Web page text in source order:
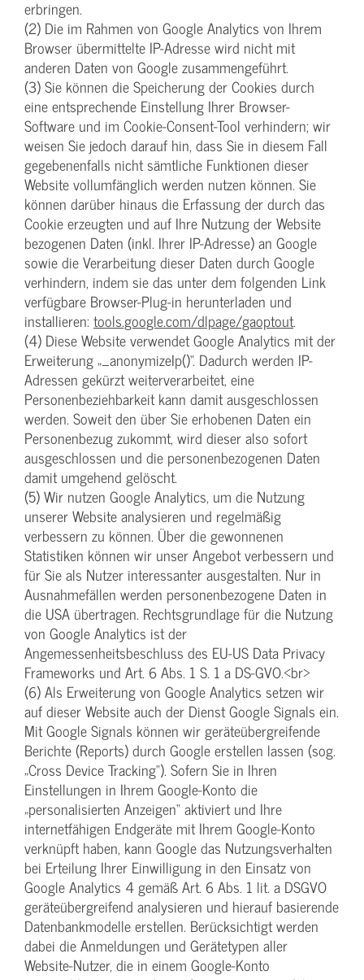
erbringen.
(2) Die im Rahmen von Google Analytics von Ihrem
Browser übermittelte IP-Adresse wird nicht mit
anderen Daten von Google zusammengeführt.
(3) Sie können die Speicherung der Cookies durch
eine entsprechende Einstellung Ihrer Browser-
Software und im Cookie-Consent-Tool verhindern; wir
weisen Sie jedoch darauf hin, dass Sie in diesem Fall
gegebenenfalls nicht sämtliche Funktionen dieser
Website vollumfänglich werden nutzen können. Sie
können darüber hinaus die Erfassung der durch das
Cookie erzeugten und auf Ihre Nutzung der Website
bezogenen Daten (inkl. Ihrer IP-Adresse) an Google
sowie die Verarbeitung dieser Daten durch Google
verhindern, indem sie das unter dem folgenden Link
verfügbare Browser-Plug-in herunterladen und
installieren: tools.google.com/dlpage/gaoptout.
(4) Diese Website verwendet Google Analytics mit der
Erweiterung „_anonymizeIp()“. Dadurch werden IP-
Adressen gekürzt weiterverarbeitet, eine
Personenbeziehbarkeit kann damit ausgeschlossen
werden. Soweit den über Sie erhobenen Daten ein
Personenbezug zukommt, wird dieser also sofort
ausgeschlossen und die personenbezogenen Daten
damit umgehend gelöscht.
(5) Wir nutzen Google Analytics, um die Nutzung
unserer Website analysieren und regelmäßig
verbessern zu können. Über die gewonnenen
Statistiken können wir unser Angebot verbessern und
für Sie als Nutzer interessanter ausgestalten. Nur in
Ausnahmefällen werden personenbezogene Daten in
die USA übertragen. Rechtsgrundlage für die Nutzung
von Google Analytics ist der
Angemessenheitsbeschluss des EU-US Data Privacy
Frameworks und Art. 6 Abs. 1 S. 1 a DS-GVO.<br>
(6) Als Erweiterung von Google Analytics setzen wir
auf dieser Website auch der Dienst Google Signals ein.
Mit Google Signals können wir geräteübergreifende
Berichte (Reports) durch Google erstellen lassen (sog.
„Cross Device Tracking“). Sofern Sie in Ihren
Einstellungen in Ihrem Google-Konto die
„personalisierten Anzeigen“ aktiviert und Ihre
internetfähigen Endgeräte mit Ihrem Google-Konto
verknüpft haben, kann Google das Nutzungsverhalten
bei Erteilung Ihrer Einwilligung in den Einsatz von
Google Analytics 4 gemäß Art. 6 Abs. 1 lit. a DSGVO
geräteübergreifend analysieren und hierauf basierende
Datenbankmodelle erstellen. Berücksichtigt werden
dabei die Anmeldungen und Gerätetypen aller
Website-Nutzer, die in einem Google-Konto